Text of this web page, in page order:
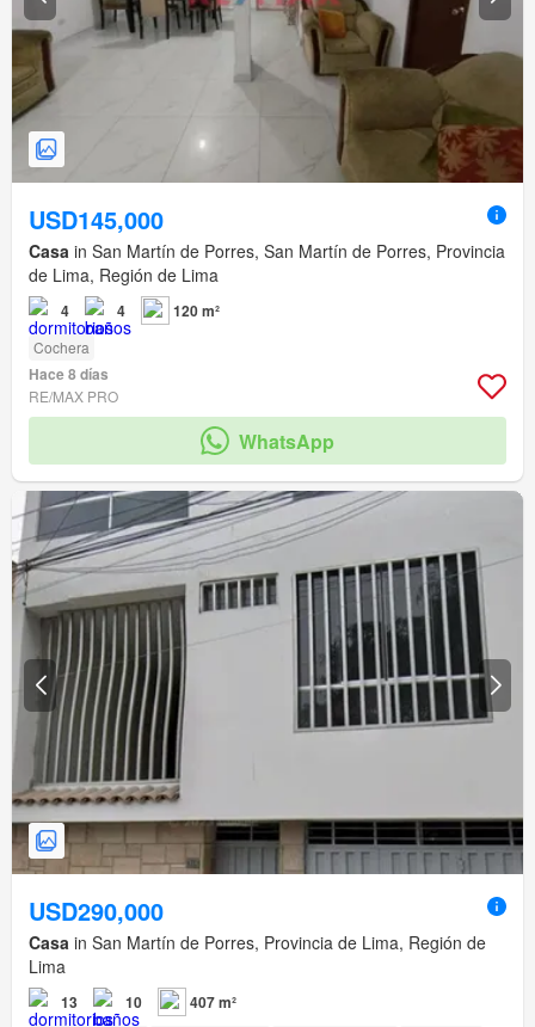
USD145,000
Casa in San Martín de Porres, San Martín de Porres, Provincia
de Lima, Región de Lima
4 4 120 m²
Cochera
Hace 8 días
RE/MAX PRO
WhatsApp
USD290,000
Casa in San Martín de Porres, Provincia de Lima, Región de
Lima
13 10 407 m²